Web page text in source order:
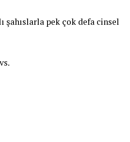
şahıslarla pek çok defa cinsel